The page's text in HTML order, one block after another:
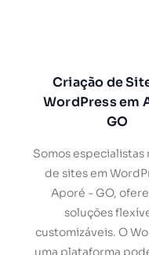
Criação de
WordPress em
GO
Somos especialistas
de sites em
Aporé - GO,
soluções
customizáveis. O
uma plataforma